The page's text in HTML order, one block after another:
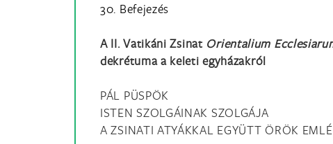
30. Befejezés
A II. Vatikáni Zsinat Orientalium
dekrétuma a keleti egyházakról
PÁL PÜSPÖK
ISTEN SZOLGÁINAK SZOLGÁJA
A ZSINATI ATYÁKKAL EGYÜTT ÖRÖK